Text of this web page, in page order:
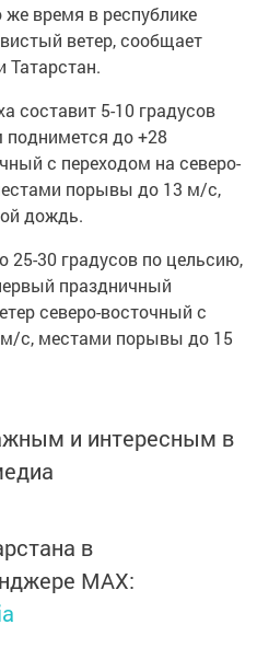
время в республике
ветер, сообщает
Татарстан.
составит 5-10 градусов
поднимется до +28
с переходом на северо-
порывы до 13 м/с,
дождь.
25-30 градусов по цельсию,
праздничный
северо-восточный с
с, местами порывы до 15
и интересным в
в
MАХ: